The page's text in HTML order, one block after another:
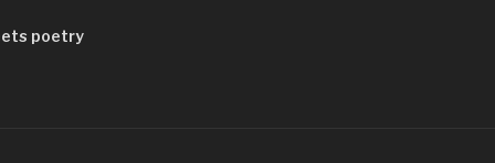
poetry